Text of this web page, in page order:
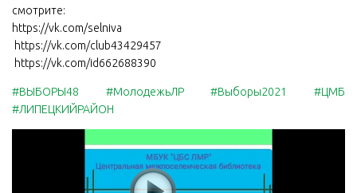
смотрите:
️https://vk.com/selniva
️ https://vk.com/club43429457
️ https://vk.com/id662688390
#ВЫБОРЫ48 #МолодежьЛР #Выборы2021
#ЦМБ
#ЛИПЕЦКИЙРАЙОН